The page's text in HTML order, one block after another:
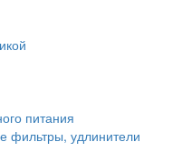
питания
фильтры, удлинители